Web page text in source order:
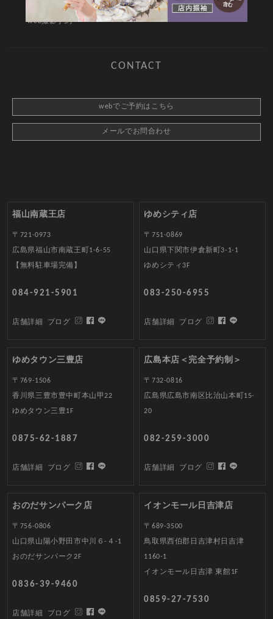
店舗情報
よくあるご質問
お問合せ
web撮影予約
CONTACT
webでご予約はこちら
メールでお問合わせ
福山南蔵王店
〒721-0973
広島県福山市南蔵王町1-6-55
【無料駐車場完備】
084-921-5901
店舗詳細 ブログ
ゆめシティ店
〒751-0869
山口県下関市伊倉新町3-1-1
ゆめシティ3F
083-250-6955
店舗詳細 ブログ
ゆめタウン三豊店
〒769-1506
香川県三豊市豊中町本山甲22
ゆめタウン三豊1F
0875-62-1887
店舗詳細 ブログ
広島本店＜完全予約制＞
〒732-0816
広島県広島市南区比治山本町15-
20
082-259-3000
店舗詳細 ブログ
おのだサンパーク店
〒756-0806
山口県山陽小野田市中川６-４-1
おのだサンパーク2F
0836-39-9460
店舗詳細 ブログ
イオンモール日吉津店
〒689-3500
鳥取県西伯郡日吉津村日吉津
1160-1
イオンモール日吉津 東館1F
0859-27-7530